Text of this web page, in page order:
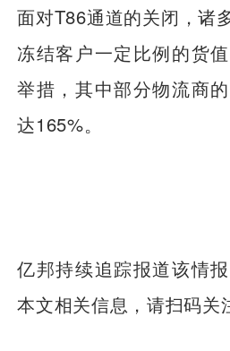
面对T86通道的关闭，诸
冻结客户一定比例的货
举措，其中部分物流商
达165%。
亿邦持续追踪报道该情
本文相关信息，请扫码关